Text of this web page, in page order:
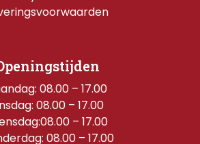
08.00 – 17.00
08.00 – 17.00
– 17.00
08.00 – 17.00